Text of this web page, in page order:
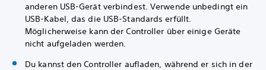
anderen USB-Gerät verbindest. Verwende unbedingt ein
USB-Kabel, das die USB-Standards erfüllt.
Möglicherweise kann der Controller über einige Geräte
nicht aufgeladen werden.
Du kannst den Controller aufladen, während er sich in der